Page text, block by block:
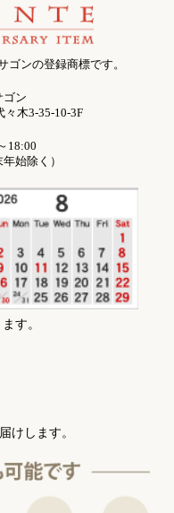
ゴンの登録商標です。
ゴン
々木3-35-10-3F
18:00
始除く）
す。
けします。